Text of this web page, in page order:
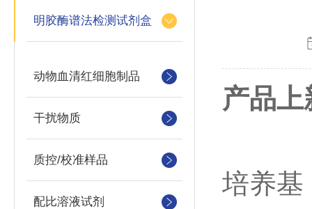
明胶酶谱法检测试剂盒
动物血清红细胞制品
干扰物质
质控/校准样品
配比溶液试剂
产品
培养